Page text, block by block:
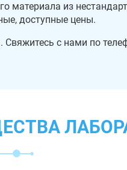
материала из
доступные цены.
с нами по